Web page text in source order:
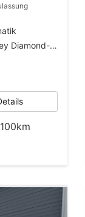
Smokey Diamond-Silber Metallic